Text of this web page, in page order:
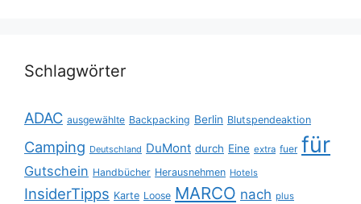
Schlagwörter
ADAC ausgewählte Backpacking Berlin Blutspendeaktion
Camping Deutschland DuMont durch Eine extra fuer für
Gutschein Handbücher Herausnehmen Hotels
InsiderTipps Karte Loose MARCO nach plus